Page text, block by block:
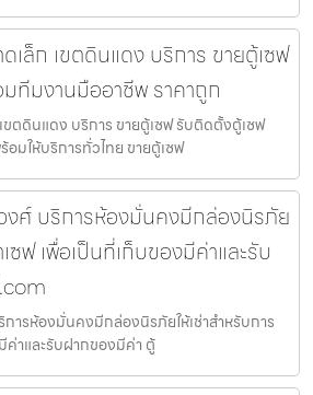
เล็ก เขตดินแดง บริการ ขายตู้เซฟ
ทีมงานมืออาชีพ ราคาถูก
ขตดินแดง บริการ ขายตู้เซฟ รับติดตั้งตู้เซฟ
มให้บริการทั่วไทย ขายตู้เซฟ
งศ์ บริการห้องมั่นคงมีกล่องนิรภัย
เซฟ เพื่อเป็นที่เก็บของมีค่าและรับ
ารห้องมั่นคงมีกล่องนิรภัยให้เช่าสำหรับการ
ค่าและรับฝากของมีค่า ตู้